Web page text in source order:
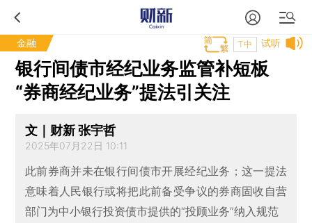
金融 试听
T中
银行间债市经纪业务监管补短板
“券商经纪业务”提法引关注
文｜财新 张宇哲
2025年07月22日 10:11
此前券商并未在银行间债市开展经纪业务；这一提法
意味着人民银行或将把此前备受争议的券商固收自营
部门为中小银行投资债市提供的“投顾业务”纳入规范